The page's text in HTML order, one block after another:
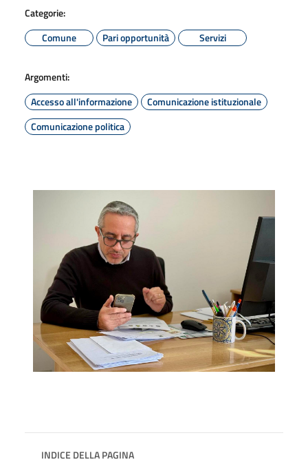
Categorie:
Comune
Pari opportunità Servizi
Argomenti:
Accesso all'informazione
Comunicazione istituzionale
Comunicazione politica
INDICE DELLA PAGINA